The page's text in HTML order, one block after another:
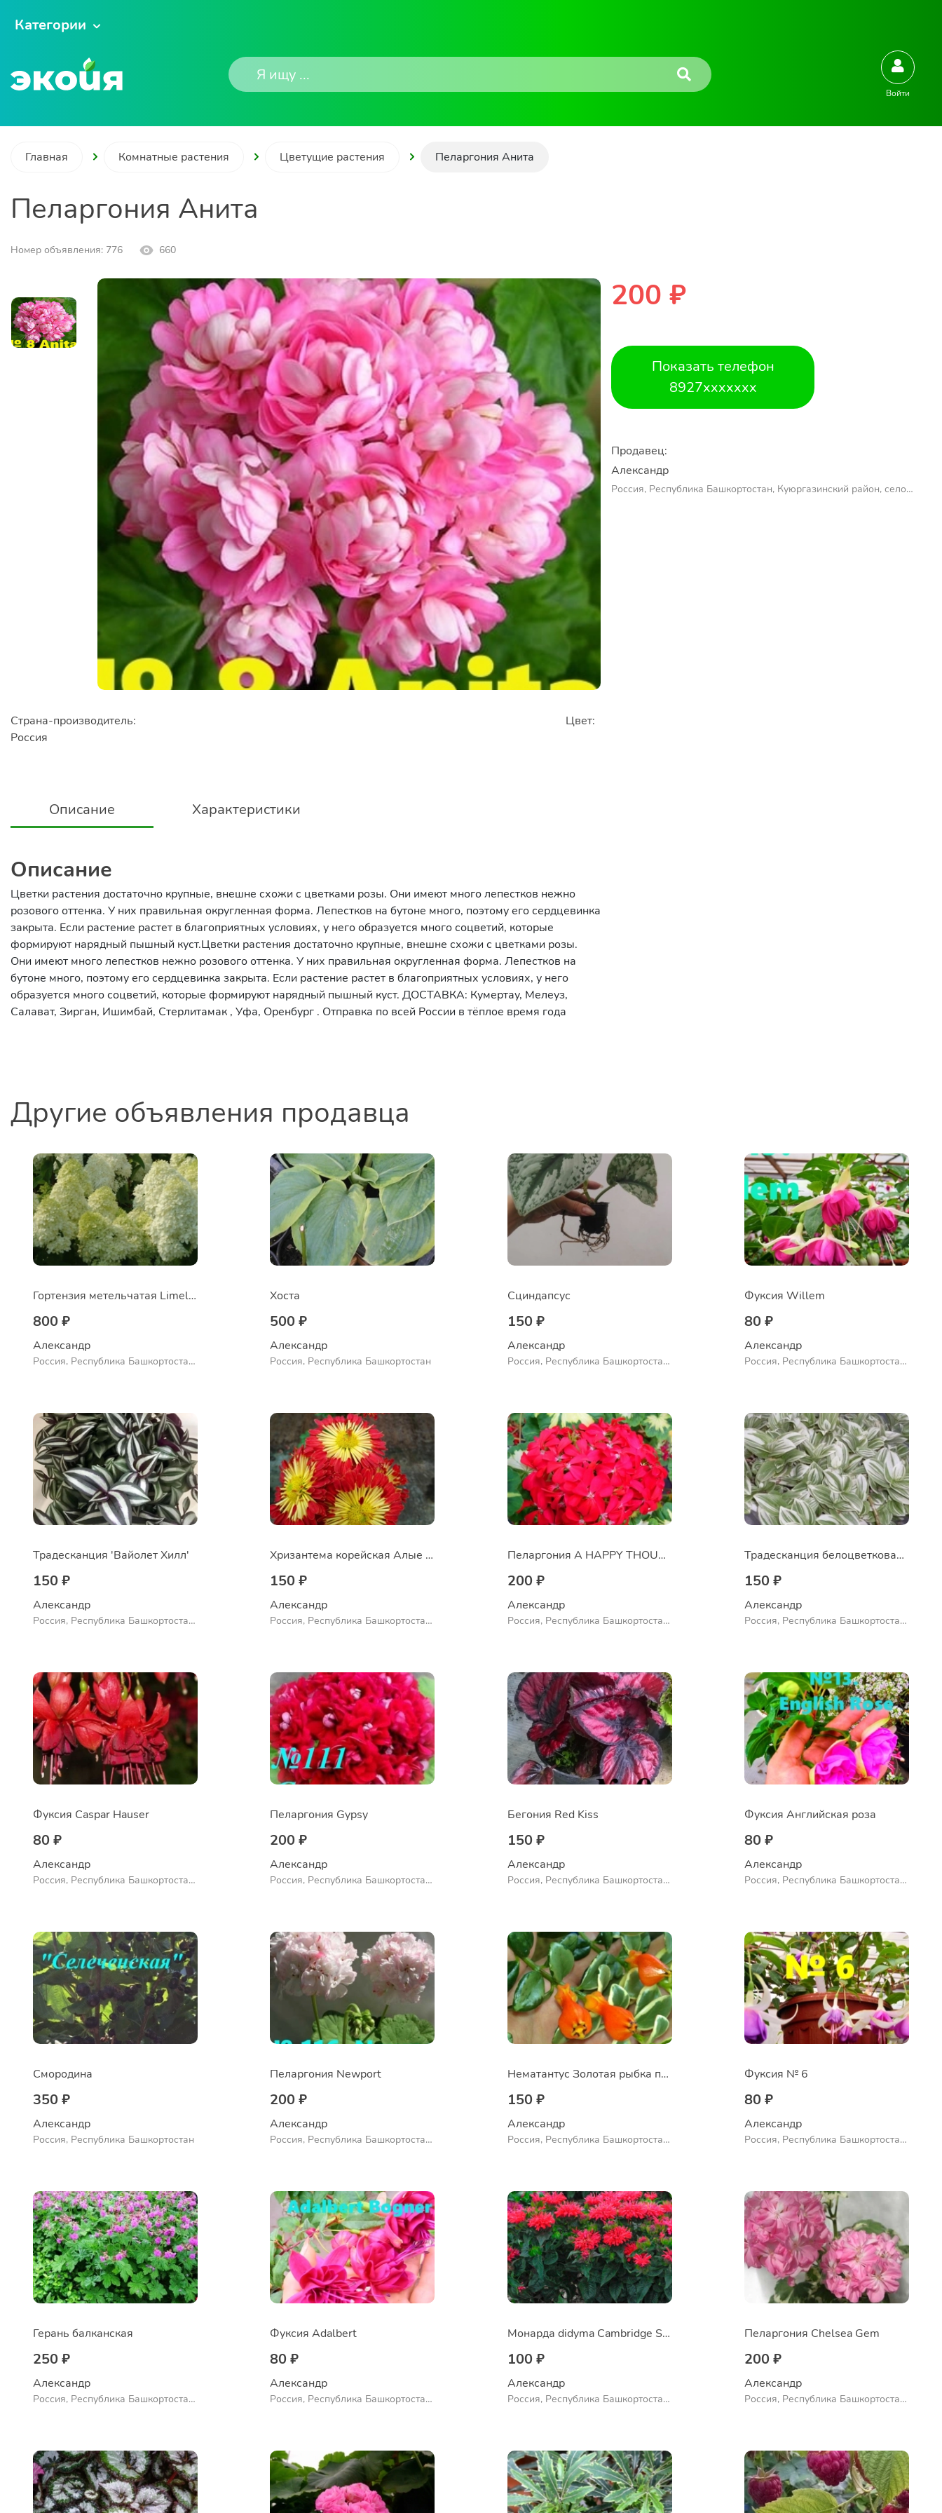
Категории
Войти
Главная Комнатные растения Цветущие растения Пеларгония Анита
Пеларгония Анита
Номер объявления: 776 660
Страна-производитель:
Россия
Цвет:
Описание Характеристики
Описание
Цветки растения достаточно крупные, внешне схожи с цветками розы. Они имеют много лепестков нежно
розового оттенка. У них правильная округленная форма. Лепестков на бутоне много, поэтому его сердцевинка
закрыта. Если растение растет в благоприятных условиях, у него образуется много соцветий, которые
формируют нарядный пышный куст.Цветки растения достаточно крупные, внешне схожи с цветками розы.
Они имеют много лепестков нежно розового оттенка. У них правильная округленная форма. Лепестков на
бутоне много, поэтому его сердцевинка закрыта. Если растение растет в благоприятных условиях, у него
образуется много соцветий, которые формируют нарядный пышный куст. ДОСТАВКА: Кумертау, Мелеуз,
Салават, Зирган, Ишимбай, Стерлитамак , Уфа, Оренбург . Отправка по всей России в тёплое время года
200 ₽
Показать телефон
8927xxxxxxx
Продавец:
Александр
Россия, Республика Башкортостан, Куюргазинский район, село
Другие объявления продавца
Гортензия метельчатая Limelight
800 ₽
Александр
Россия, Республика Башкортостан,
Хоста
500 ₽
Александр
Россия, Республика Башкортостан
Сциндапсус
150 ₽
Александр
Россия, Республика Башкортостан,
Фуксия Willem
80 ₽
Александр
Россия, Республика Башкортостан,
Традесканция 'Вайолет Хилл'
150 ₽
Александр
Россия, Республика Башкортостан,
Хризантема корейская Алые паруса
150 ₽
Александр
Россия, Республика Башкортостан,
Пеларгония A HAPPY THOUGHT RED
200 ₽
Александр
Россия, Республика Башкортостан,
Традесканция белоцветковая сорт "Albovittata"
150 ₽
Александр
Россия, Республика Башкортостан,
Фуксия Caspar Hauser
80 ₽
Александр
Россия, Республика Башкортостан,
Пеларгония Gypsy
200 ₽
Александр
Россия, Республика Башкортостан,
Бегония Red Kiss
150 ₽
Александр
Россия, Республика Башкортостан,
Фуксия Английская роза
80 ₽
Александр
Россия, Республика Башкортостан,
Смородина
350 ₽
Александр
Россия, Республика Башкортостан
Пеларгония Newport
200 ₽
Александр
Россия, Республика Башкортостан,
Нематантус Золотая рыбка пестролистный
150 ₽
Александр
Россия, Республика Башкортостан,
Фуксия № 6
80 ₽
Александр
Россия, Республика Башкортостан,
Герань балканская
250 ₽
Александр
Россия, Республика Башкортостан,
Фуксия Adalbert
80 ₽
Александр
Россия, Республика Башкортостан,
Монарда didyma Cambridge Scarlet
100 ₽
Александр
Россия, Республика Башкортостан,
Пеларгония Chelsea Gem
200 ₽
Александр
Россия, Республика Башкортостан,